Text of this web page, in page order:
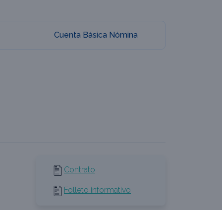
Cuenta Básica Nómina
Contrato
Folleto informativo